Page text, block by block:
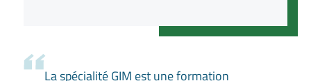
La spécialité GIM est une formation